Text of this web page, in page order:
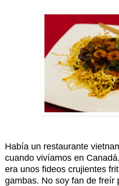
Había un restaurante
cuando vivíamos en
era unos fideos crujientes
gambas. No soy fan de freír